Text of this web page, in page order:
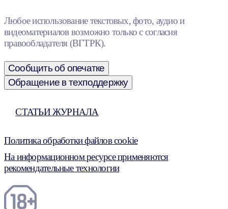
Любое использование текстовых, фото, аудио и
видеоматериалов возможно только с согласия
правообладателя (ВГТРК).
Сообщить об опечатке
Обращение в техподдержку
СТАТЬИ ЖУРНАЛА
Политика обработки файлов cookie
На информационном ресурсе применяются
рекомендательные технологии